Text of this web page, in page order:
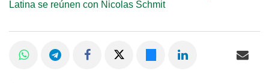
Latina se reúnen con Nicolas Schmit